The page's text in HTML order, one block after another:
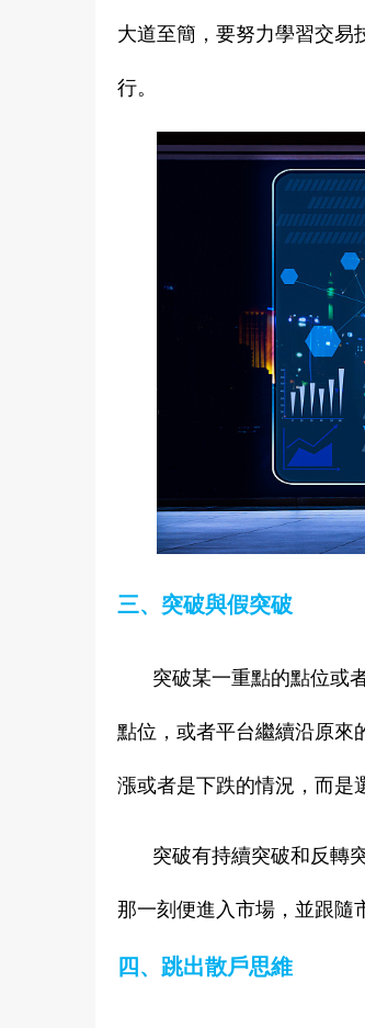
大道至簡，要努力學習交易
行。
三、突破與假突破
突破某一重點的點位或
點位，或者平台繼續沿原來
漲或者是下跌的情況，而是
突破有持續突破和反轉
那一刻便進入市場，並跟隨
四、跳出散戶思維